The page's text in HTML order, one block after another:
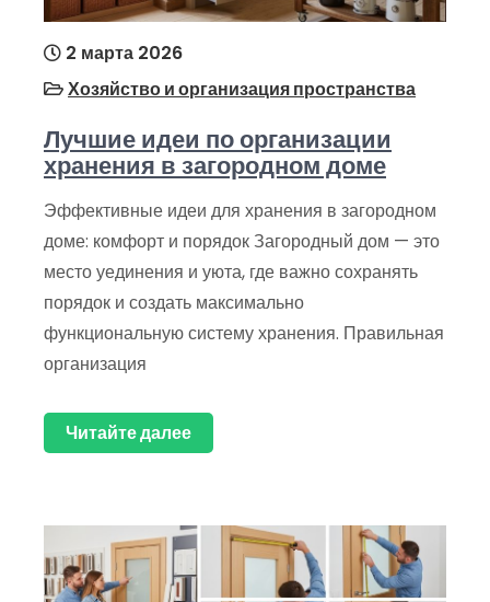
2 марта 2026
Хозяйство и организация пространства
Лучшие идеи по организации
хранения в загородном доме
Эффективные идеи для хранения в загородном
доме: комфорт и порядок Загородный дом — это
место уединения и уюта, где важно сохранять
порядок и создать максимально
функциональную систему хранения. Правильная
организация
Читайте далее